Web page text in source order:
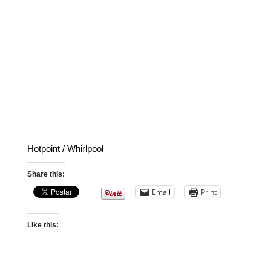
Hotpoint / Whirlpool
Share this:
Email Print
Like this: